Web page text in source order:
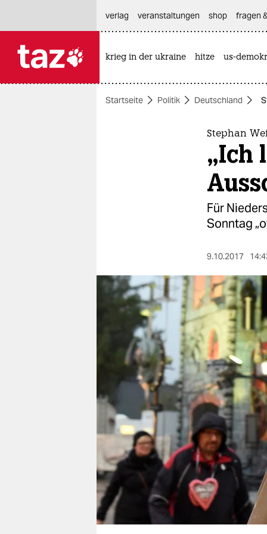
themen
nord
wahrheit
verlag
veranstaltungen
shop
fragen & hilfe
unterstützen
abo
genossenschaft
verlag
veranstaltungen shop fragen
krieg in der ukraine hitze us-
Startseite Politik Deutschland
Stephan
„Ich
Für
Sonntag
9.10.2017